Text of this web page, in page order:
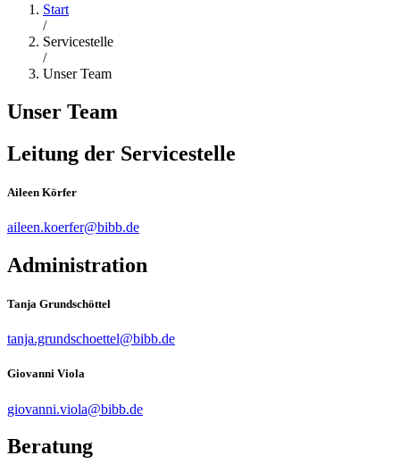
Start
/
Servicestelle
/
Unser Team
Unser Team
Leitung der Servicestelle
Aileen Körfer
aileen.koerfer@bibb.de
Administration
Tanja Grundschöttel
tanja.grundschoettel@bibb.de
Giovanni Viola
giovanni.viola@bibb.de
Beratung